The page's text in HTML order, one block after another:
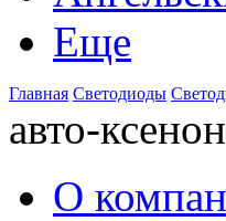
Еще
Главная Светодиоды
авто-ксенон
О